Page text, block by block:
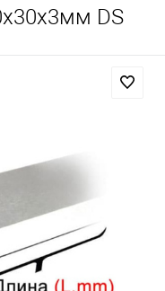
DS